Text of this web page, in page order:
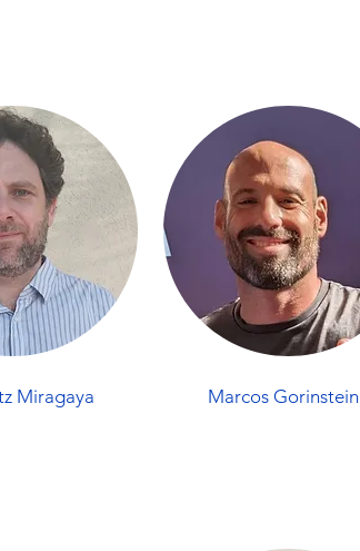
Miragaya Marcos Gorinstein